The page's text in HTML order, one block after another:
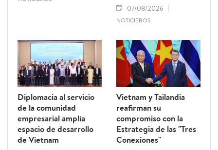
07/08/2026
NOTICIEROS
Diplomacia al servicio
de la comunidad
empresarial amplía
espacio de desarrollo
de Vietnam
Vietnam y Tailandia
reafirman su
compromiso con la
Estrategia de las "Tres
Conexiones"